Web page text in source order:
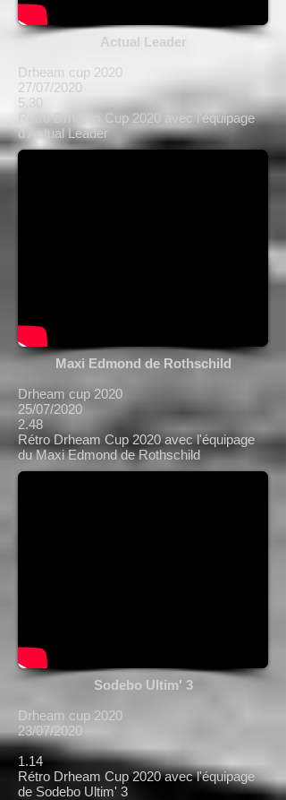
Actual Leader
Drheam cup 2020
27/07/2020
5.30
Rétro Drheam Cup 2020 avec l'équipage
d'Actual Leader
Maxi Edmond de Rothschild
Drheam cup 2020
25/07/2020
2.48
Rétro Drheam Cup 2020 avec l'équipage
du Maxi Edmond de Rothschild
Sodebo Ultim' 3
Drheam cup 2020
23/07/2020
1.14
Rétro Drheam Cup 2020 avec l'équipage
de Sodebo Ultim' 3